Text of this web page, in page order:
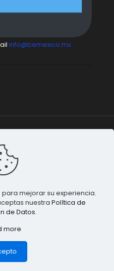
info@bemexico.mx
Todos los derechos
para mejorar su experiencia.
nuestra Política de
de Datos.
more